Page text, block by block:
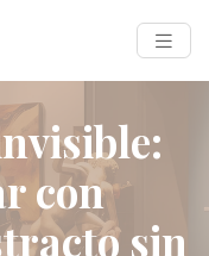
con
sin